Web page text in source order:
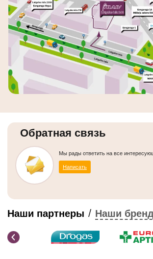
Наши партнеры / Наши
Обратная связь
Мы рады ответить на все
Написать